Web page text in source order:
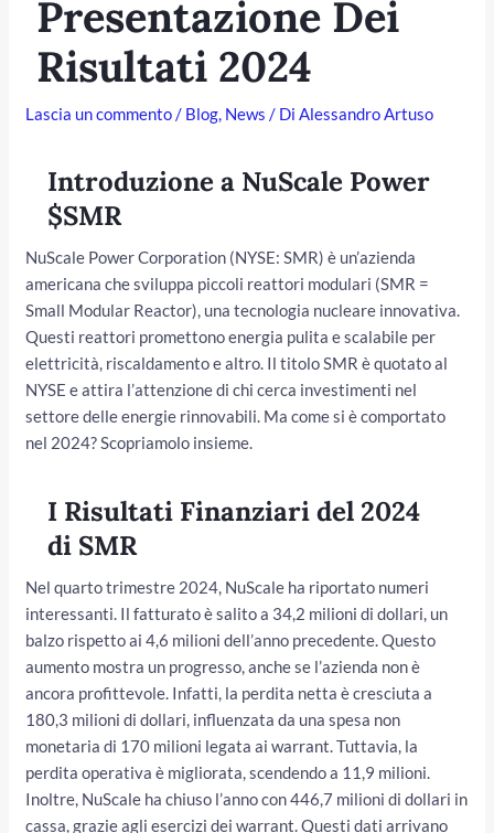
Presentazione Dei
Risultati 2024
Lascia un commento/ Blog, News / DiAlessandro Artuso
Introduzione a NuScale Power
$SMR
NuScale Power Corporation (NYSE: SMR) è un’azienda
americana che sviluppa piccoli reattori modulari (SMR =
Small Modular Reactor), una tecnologia nucleare innovativa.
Questi reattori promettono energia pulita e scalabile per
elettricità, riscaldamento e altro. Il titolo SMR è quotato al
NYSE e attira l’attenzione di chi cerca investimenti nel
settore delle energie rinnovabili. Ma come si è comportato
nel 2024? Scopriamolo insieme.
I Risultati Finanziari del 2024
di SMR
Nel quarto trimestre 2024, NuScale ha riportato numeri
interessanti. Il fatturato è salito a 34,2 milioni di dollari, un
balzo rispetto ai 4,6 milioni dell’anno precedente. Questo
aumento mostra un progresso, anche se l’azienda non è
ancora profittevole. Infatti, la perdita netta è cresciuta a
180,3 milioni di dollari, influenzata da una spesa non
monetaria di 170 milioni legata ai warrant. Tuttavia, la
perdita operativa è migliorata, scendendo a 11,9 milioni.
Inoltre, NuScale ha chiuso l’anno con 446,7 milioni di dollari in
cassa, grazie agli esercizi dei warrant. Questi dati arrivano